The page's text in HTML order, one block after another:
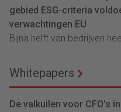
gebied ESG-criteria
verwachtingen EU
Bijna helft van bedrijven
Whitepapers
De valkuilen voor CFO’s